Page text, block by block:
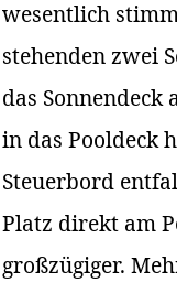
wesentlich
stehenden zwei
das
in das Pooldeck
Steuerbord
Platz direkt am
großzügiger.